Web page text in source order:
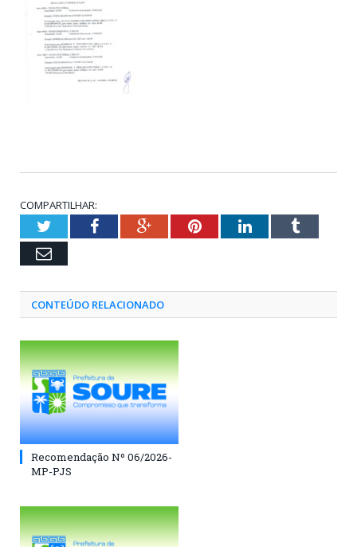
COMPARTILHAR:
TwitterFacebookGoogle+PinterestLinkedInTumblr
Email
CONTEÚDO RELACIONADO
Recomendação Nº 06/2026-
MP-PJS